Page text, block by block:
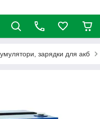
зарядки для акб